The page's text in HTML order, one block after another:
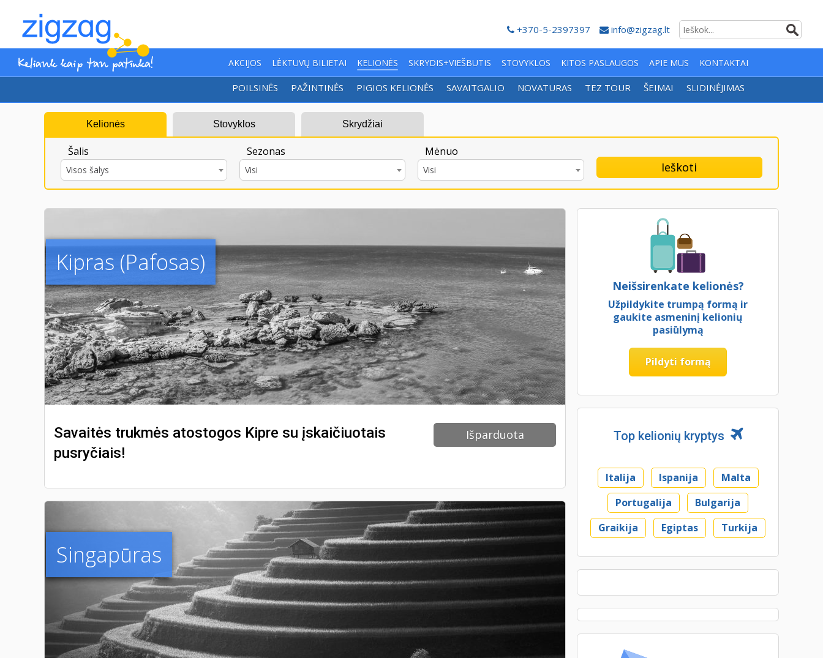
+370-5-2397397 info@zigzag.lt
AKCIJOS LĖKTUVŲ BILIETAI KELIONĖS
POILSINĖS PAŽINTINĖS PIGIOS KELIONĖS SAVAITGALIO NOVATURAS TEZ TOUR ŠEIMAI SLIDINĖJIMAS
SKRYDIS+VIEŠBUTIS STOVYKLOS KITOS PASLAUGOS APIE MUS KONTAKTAI
Kelionės Stovyklos Skrydžiai
Šalis
Visos šalys
Sezonas
Visi
Mėnuo
Visi Ieškoti
Kipras (Pafosas)
Savaitės trukmės atostogos Kipre su įskaičiuotais
pusryčiais!
Išparduota
Singapūras
Neišsirenkate kelionės?
Užpildykite trumpą formą ir
gaukite asmeninį kelionių
pasiūlymą
Pildyti formą
Top kelionių kryptys
Italija Ispanija
Malta
Portugalija
Bulgarija
Graikija
Egiptas Turkija